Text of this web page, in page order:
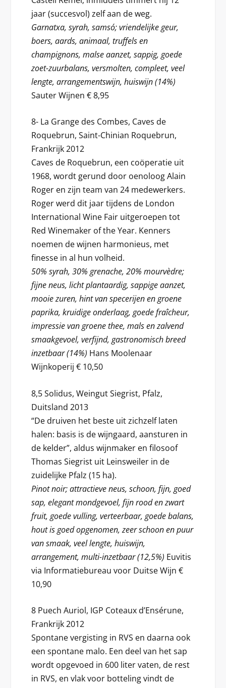
jaar (succesvol) zelf aan de weg.
Garnatxa, syrah, samsó; vriendelijke geur,
boers, aards, animaal, truffels en
champignons, malse aanzet, sappig, goede
zoet-zuurbalans, versmolten, compleet, veel
lengte, arrangementswijn, huiswijn (14%)
Sauter Wijnen € 8,95
8- La Grange des Combes, Caves de
Roquebrun, Saint-Chinian Roquebrun,
Frankrijk 2012
Caves de Roquebrun, een coöperatie uit
1968, wordt gerund door oenoloog Alain
Roger en zijn team van 24 medewerkers.
Roger werd dit jaar tijdens de London
International Wine Fair uitgeroepen tot
Red Winemaker of the Year. Kenners
noemen de wijnen harmonieus, met
finesse in al hun volheid.
50% syrah, 30% grenache, 20% mourvèdre;
fijne neus, licht plantaardig, sappige aanzet,
mooie zuren, hint van specerijen en groene
paprika, kruidige onderlaag, goede fraîcheur,
impressie van groene thee, mals en zalvend
smaakgevoel, verfijnd, gastronomisch breed
inzetbaar (14%) Hans Moolenaar
Wijnkoperij € 10,50
8,5 Solidus, Weingut Siegrist, Pfalz,
Duitsland 2013
“De druiven het beste uit zichzelf laten
halen: basis is de wijngaard, aansturen in
de kelder”, aldus wijnmaker en filosoof
Thomas Siegrist uit Leinsweiler in de
zuidelijke Pfalz (15 ha).
Pinot noir; attractieve neus, schoon, fijn, goed
sap, elegant mondgevoel, fijn rood en zwart
fruit, goede vulling, verteerbaar, goede balans,
hout is goed opgenomen, zeer schoon en puur
van smaak, veel lengte, huiswijn,
arrangement, multi-inzetbaar (12,5%) Euvitis
via Informatiebureau voor Duitse Wijn €
10,90
8 Puech Auriol, IGP Coteaux d’Ensérune,
Frankrijk 2012
Spontane vergisting in RVS en daarna ook
een spontane malo. Een deel van het sap
wordt opgevoed in 600 liter vaten, de rest
in RVS, en vlak voor botteling vindt de